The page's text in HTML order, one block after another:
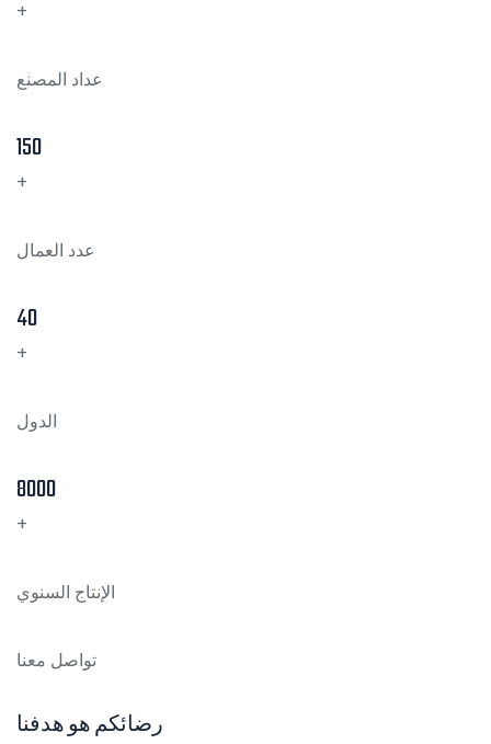
+
عداد المصنع
150
+
عدد العمال
40
+
الدول
8000
+
الإنتاج السنوي
تواصل معنا
رضائكم هو هدفنا